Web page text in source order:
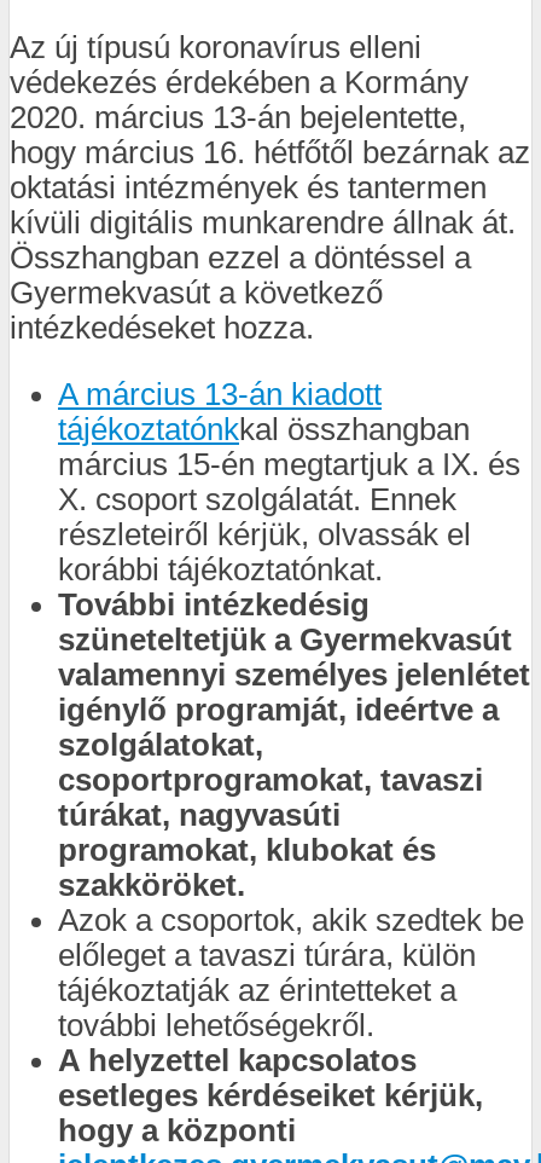
Az új típusú koronavírus elleni
védekezés érdekében a Kormány
2020. március 13-án bejelentette,
hogy március 16. hétfőtől bezárnak az
oktatási intézmények és tantermen
kívüli digitális munkarendre állnak át.
Összhangban ezzel a döntéssel a
Gyermekvasút a következő
intézkedéseket hozza.
A március 13-án kiadott
tájékoztatónkkal összhangban
március 15-én megtartjuk a IX. és
X. csoport szolgálatát. Ennek
részleteiről kérjük, olvassák el
korábbi tájékoztatónkat.
További intézkedésig
szüneteltetjük a Gyermekvasút
valamennyi személyes jelenlétet
igénylő programját, ideértve a
szolgálatokat,
csoportprogramokat, tavaszi
túrákat, nagyvasúti
programokat, klubokat és
szakköröket.
Azok a csoportok, akik szedtek be
előleget a tavaszi túrára, külön
tájékoztatják az érintetteket a
további lehetőségekről.
A helyzettel kapcsolatos
esetleges kérdéseiket kérjük,
hogy a központi